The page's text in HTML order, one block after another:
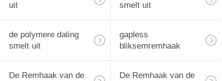
uit
smelt uit
de polymere daling
smelt uit
gapless
bliksemremhaak
De Remhaak van de De Remhaak van de